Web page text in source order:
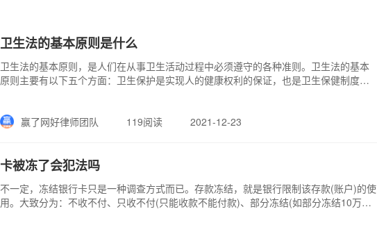
卫生法的基本原则是什么
卫生法的基本原则，是人们在从事卫生活动过程中必须遵守的各种准则。卫生法的基本
原则主要有以下五个方面：卫生保护是实现人的健康权利的保证，也是卫生保健制度的
赢了网好律师团队
119阅读 2021-12-23
卡被冻了会犯法吗
不一定，冻结银行卡只是一种调查方式而已。存款冻结，就是银行限制该存款(账户)的使
用。大致分为：不收不付、只收不付(只能收款不能付款)、部分冻结(如部分冻结10万，